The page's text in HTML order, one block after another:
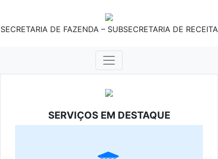
SECRETARIA DE FAZENDA – SUBSECRETARIA DE RECEITA
SERVIÇOS EM DESTAQUE